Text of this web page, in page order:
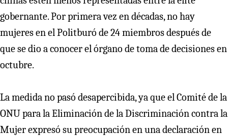
gobernante. Por primera vez en décadas, no hay
mujeres en el Politburó de 24 miembros después de
que se dio a conocer el órgano de toma de decisiones en
octubre.
La medida no pasó desapercibida, ya que el Comité de la
ONU para la Eliminación de la Discriminación contra la
Mujer expresó su preocupación en una declaración en